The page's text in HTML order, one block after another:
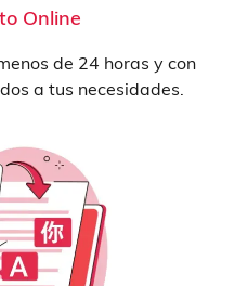
Online
de 24 horas y con
a tus necesidades.